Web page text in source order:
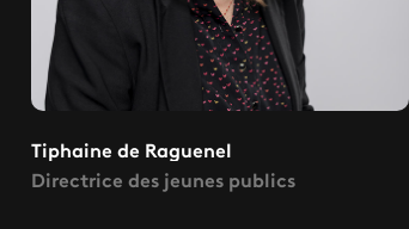
Tiphaine de Raguenel
Directrice des jeunes publics